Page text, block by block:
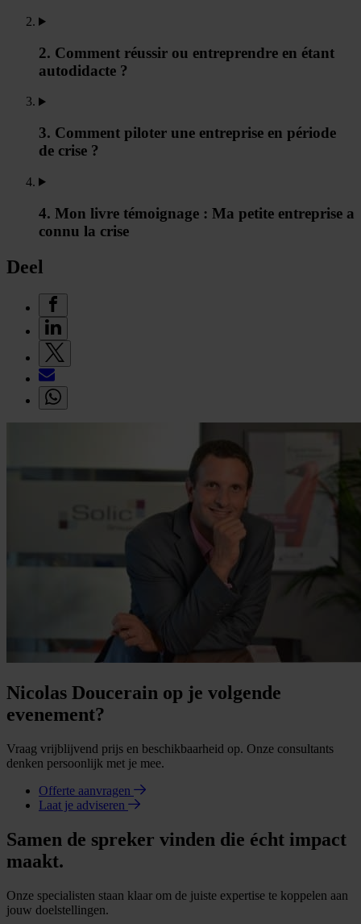
2. Comment réussir ou entreprendre en étant
autodidacte ?
3. Comment piloter une entreprise en période
de crise ?
4. Mon livre témoignage : Ma petite entreprise a
connu la crise
Deel
Nicolas Doucerain op je volgende
evenement?
Vraag vrijblijvend prijs en beschikbaarheid op. Onze consultants
denken persoonlijk met je mee.
Offerte aanvragen
Laat je adviseren
Samen de spreker vinden die écht impact
maakt.
Onze specialisten staan klaar om de juiste expertise te koppelen aan
jouw doelstellingen.